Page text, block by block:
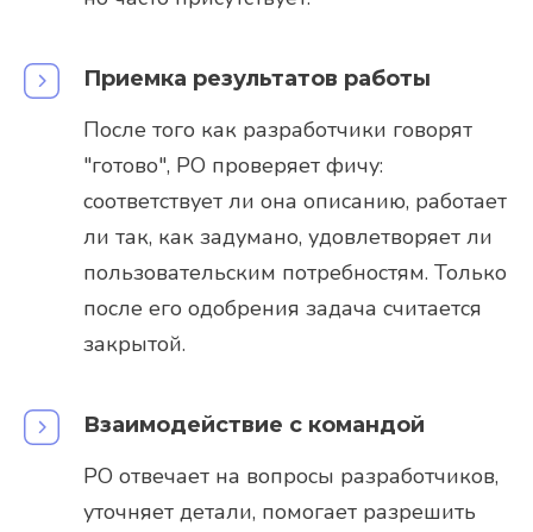
Приемка результатов работы
После того как разработчики говорят
"готово", PO проверяет фичу:
соответствует ли она описанию, работает
ли так, как задумано, удовлетворяет ли
пользовательским потребностям. Только
после его одобрения задача считается
закрытой.
Взаимодействие с командой
PO отвечает на вопросы разработчиков,
уточняет детали, помогает разрешить